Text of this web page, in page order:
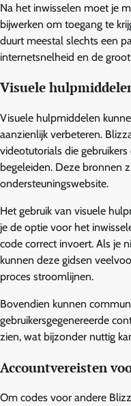
Na het inwisselen moet je
bijwerken om toegang te
duurt meestal slechts een
internetsnelheid en de
Visuele
Visuele hulpmiddelen
aanzienlijk verbeteren.
videotutorials die
begeleiden. Deze bronnen
ondersteuningswebsite.
Het gebruik van visuele
je de optie voor het
code correct invoert. Als je
kunnen deze gidsen
proces stroomlijnen.
Bovendien kunnen
gebruikersgegenereerde
zien, wat bijzonder nuttig
Accountvereisten
Om codes voor andere